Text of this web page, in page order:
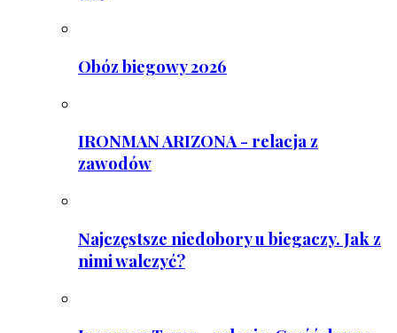
Obóz biegowy 2026
IRONMAN ARIZONA - relacja z
zawodów
Najczęstsze niedobory u biegaczy. Jak z
nimi walczyć?